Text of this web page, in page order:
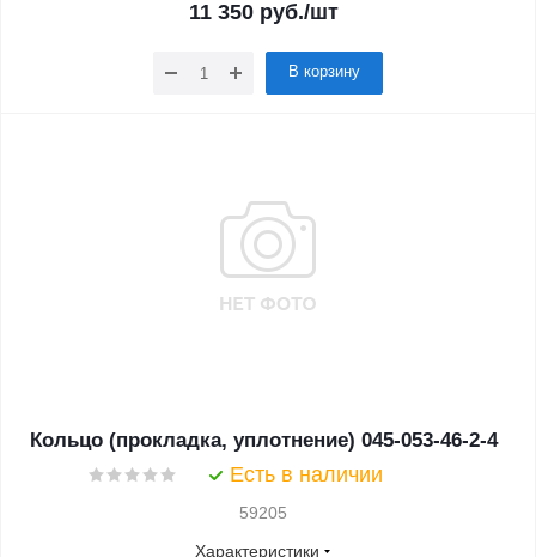
11 350 руб./шт
В корзину
Кольцо (прокладка, уплотнение) 045-053-46-2-4
Есть в наличии
59205
Характеристики